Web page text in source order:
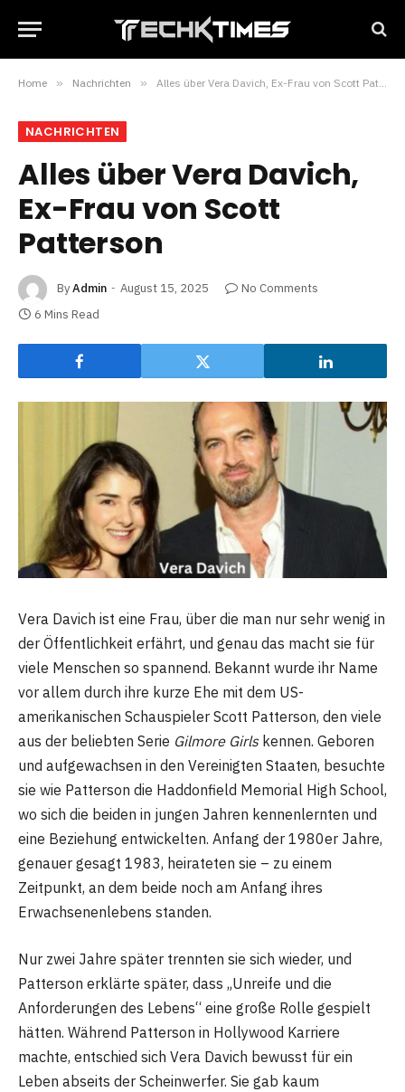
Home » Nachrichten » Alles über Vera Davich, Ex-Frau von Scott Patterson
NACHRICHTEN
Alles über Vera Davich,
Ex-Frau von Scott
Patterson
ByAdmin August 15, 2025
No Comments
6 Mins Read
Vera Davich ist eine Frau, über die man nur sehr wenig in
der Öffentlichkeit erfährt, und genau das macht sie für
viele Menschen so spannend. Bekannt wurde ihr Name
vor allem durch ihre kurze Ehe mit dem US-
amerikanischen Schauspieler Scott Patterson, den viele
aus der beliebten Serie Gilmore Girlskennen. Geboren
und aufgewachsen in den Vereinigten Staaten, besuchte
sie wie Patterson die Haddonfield Memorial High School,
wo sich die beiden in jungen Jahren kennenlernten und
eine Beziehung entwickelten. Anfang der 1980er Jahre,
genauer gesagt 1983, heirateten sie – zu einem
Zeitpunkt, an dem beide noch am Anfang ihres
Erwachsenenlebens standen.
Nur zwei Jahre später trennten sie sich wieder, und
Patterson erklärte später, dass „Unreife und die
Anforderungen des Lebens“ eine große Rolle gespielt
hätten. Während Patterson in Hollywood Karriere
machte, entschied sich Vera Davich bewusst für ein
Leben abseits der Scheinwerfer. Sie gab kaum